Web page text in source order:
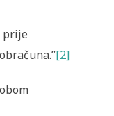
prije
[2]